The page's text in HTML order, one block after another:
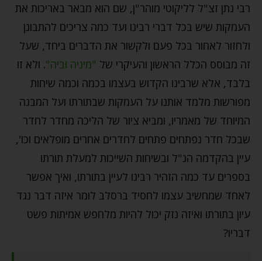
רבי נתן זצ"ל לליקוטי מוהר"ן, שם הוא מבאר באריכות את
העמקות שיש בכל דברי רבינו ועד כמה צריכים להתבונן
ולחזור לאחור בכל פעם ולקשור את הדברים ביחד, שעל
זה מבוסס הכלל הראשון והעיקרי של "מיניה וביה". ולא זו
בלבד, אלא שרבינו הקדוש בעצמו בכמה וכמה שיחות
מפורשות מלמד אותנו על העמקות שבתורתו ועל המבנה
המיוחד של מאמריו, ומביא ציור של הליכה מחדר לחדר
שבכל חדר נפתחים פתחים לחדרים אחרים מופלאים וכו',
עיין בהקדמה הנ"ל ובשיחות השייכות למעלת תורתו
בספרים עד כמה הזהיר רבינו לעיין בתורתו, ואיך אפשר
לאחד שמחשיב עצמו לחסיד ברסלב לומר איזה דבר נגד
עיון בתורתו ואיזה נזק יכול להיות מלחפש אמיתות פשט
דבריו?